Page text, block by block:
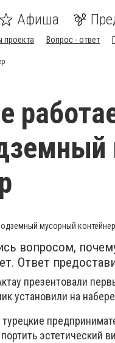
Афиша
проекта Вопрос - ответ
мусорный
вопросом,
Ответ
презентовали
установили на
турецкие
эстетический